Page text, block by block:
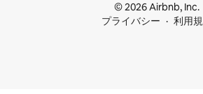
© 2026 Airbnb, Inc.
プライバシー
利用